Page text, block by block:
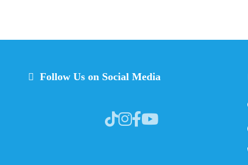
Follow Us on Social Media